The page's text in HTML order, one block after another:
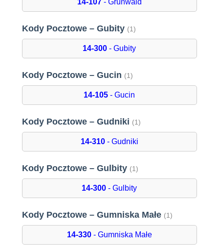
14-107- Grunwald
Kody Pocztowe – Gubity (1)
14-300 - Gubity
Kody Pocztowe – Gucin (1)
14-105 - Gucin
Kody Pocztowe – Gudniki (1)
14-310- Gudniki
Kody Pocztowe – Gulbity (1)
14-300 - Gulbity
Kody Pocztowe – Gumniska Małe (1)
14-330- Gumniska Małe